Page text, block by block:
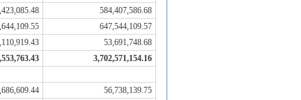
584,407,586.68
647,544,109.57
53,691,748.68
3,702,571,154.16
56,738,139.75